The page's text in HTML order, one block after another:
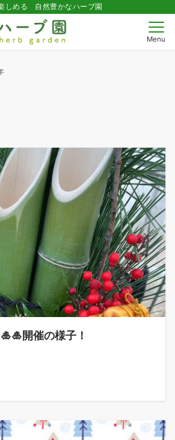
しめる 自然豊かなハーブ園
Menu
開催の様子！